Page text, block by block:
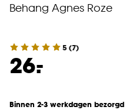
Behang Agnes Roze
5 (7)
26.
-
Binnen 2-3 werkdagen bezorgd